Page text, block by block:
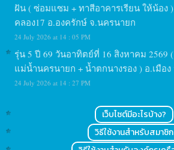
ฝัน ( ซ่อมแซม + ทาสีอาคารเรียน ให้น้อง
คลอง17 อ.องครักษ์ จ.นครนายก
24 July 2026 at 14 : 05 PM
รุ่น 5 ปี 69 วันอาทิตย์ที่ 16 สิงหาคม 2569
แม่น้ำนครนายก + น้ำตกนางรอง ) อ.เมือ
24 July 2026 at 14 : 27 PM
เว็บไซต์มีอะไรบ้าง?
วิธีใช้งานสำหรับสมาชิก